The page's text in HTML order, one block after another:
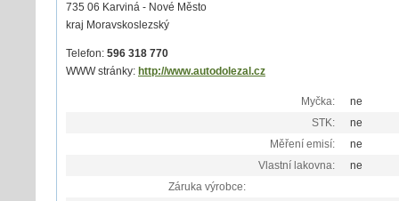
735 06 Karviná - Nové Město
kraj Moravskoslezský
Telefon: 596 318 770
WWW stránky: http://www.autodolezal.cz
Myčka:
ne
STK:
ne
Měření emisí:
ne
Vlastní lakovna:
ne
Záruka výrobce: